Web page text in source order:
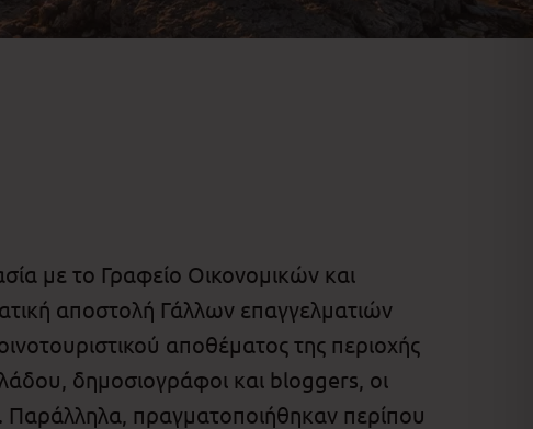
με το Γραφείο Οικονομικών και
αποστολή Γάλλων επαγγελματιών
αποθέματος της περιοχής
δημοσιογράφοι και bloggers, οι
Παράλληλα, πραγματοποιήθηκαν περίπου